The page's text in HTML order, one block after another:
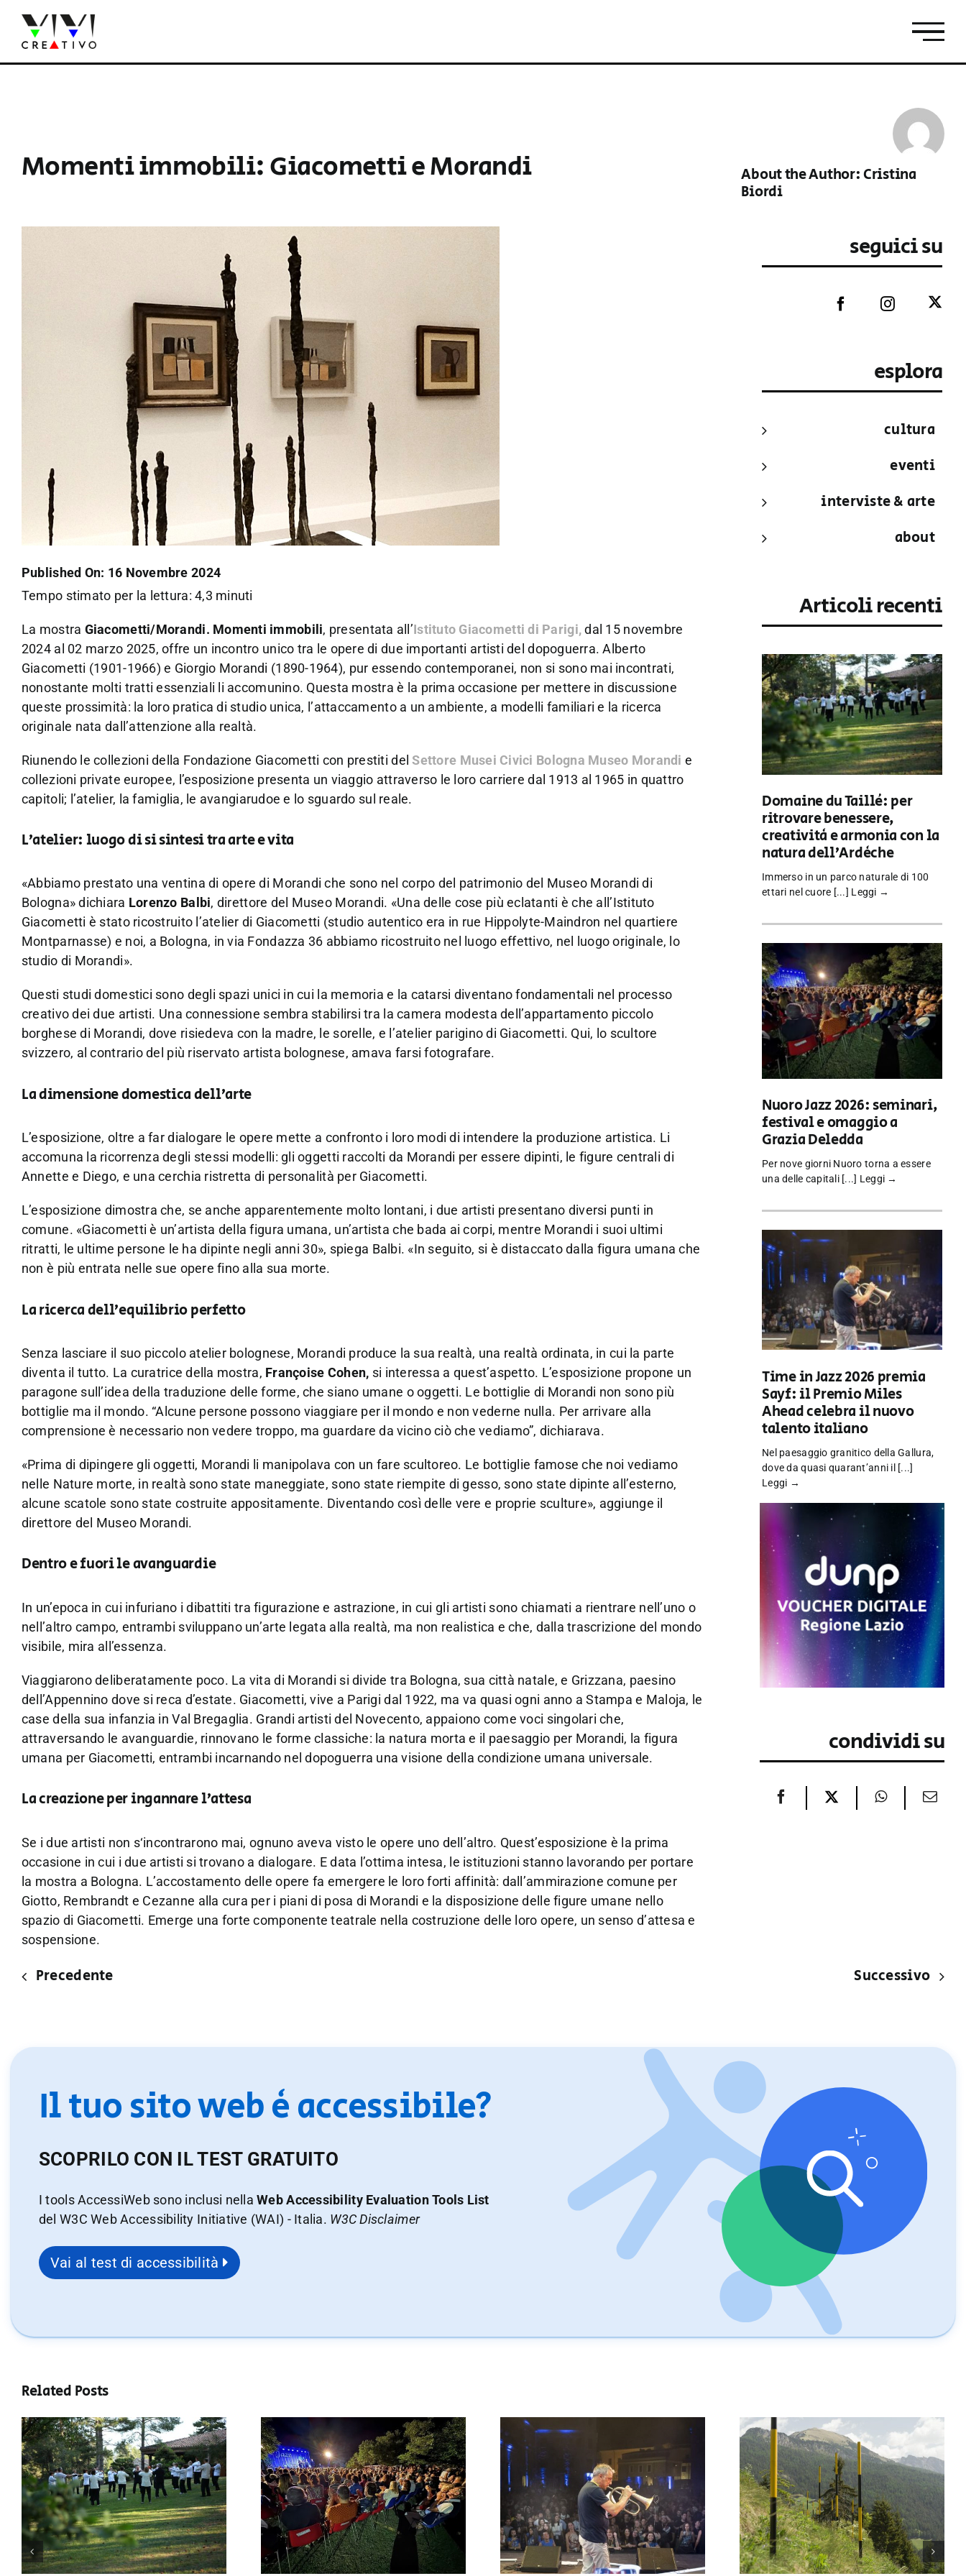
contenuto
Momenti immobili: Giacometti e Morandi About the Author:Cristina
Biordi
Published On: 16 Novembre 2024
Tempo stimato per la lettura: 4,3 minuti
La mostra Giacometti/Morandi. Momenti immobili, presentata all’Istituto Giacometti di Parigi,dal 15 novembre
2024 al 02 marzo 2025, offre un incontro unico tra le opere di due importanti artisti del dopoguerra. Alberto
Giacometti (1901-1966) e Giorgio Morandi (1890-1964), pur essendo contemporanei, non si sono mai incontrati,
nonostante molti tratti essenziali li accomunino. Questa mostra è la prima occasione per mettere in discussione
queste prossimità: la loro pratica di studio unica, l’attaccamento a un ambiente, a modelli familiari e la ricerca
originale nata dall’attenzione alla realtà.
Riunendo le collezioni della Fondazione Giacometti con prestiti delSettore Musei Civici Bologna Museo Morandi e
collezioni private europee, l’esposizione presenta un viaggio attraverso le loro carriere dal 1913 al 1965 in quattro
capitoli; l’atelier, la famiglia, le avangiarudoe e lo sguardo sul reale.
L’atelier: luogo di si sintesi tra arte e vita
«Abbiamo prestato una ventina di opere di Morandi che sono nel corpo del patrimonio del Museo Morandi di
Bologna» dichiara Lorenzo Balbi, direttore del Museo Morandi. «Una delle cose più eclatanti è che all’Istituto
Giacometti è stato ricostruito l’atelier di Giacometti (studio autentico era in rue Hippolyte-Maindron nel quartiere
Montparnasse) e noi, a Bologna, in via Fondazza 36 abbiamo ricostruito nel luogo effettivo, nel luogo originale, lo
studio di Morandi».
Questi studi domestici sono degli spazi unici in cui la memoria e la catarsi diventano fondamentali nel processo
creativo dei due artisti. Una connessione sembra stabilirsi tra la camera modesta dell’appartamento piccolo
borghese di Morandi, dove risiedeva con la madre, le sorelle, e l’atelier parigino di Giacometti. Qui, lo scultore
svizzero, al contrario del più riservato artista bolognese, amava farsi fotografare.
La dimensione domestica dell’arte
L’esposizione, oltre a far dialogare le opere mette a confronto i loro modi di intendere la produzione artistica. Li
accomuna la ricorrenza degli stessi modelli: gli oggetti raccolti da Morandi per essere dipinti, le figure centrali di
Annette e Diego, e una cerchia ristretta di personalità per Giacometti.
L’esposizione dimostra che, se anche apparentemente molto lontani, i due artisti presentano diversi punti in
comune. «Giacometti è un’artista della figura umana, un’artista che bada ai corpi, mentre Morandi i suoi ultimi
ritratti, le ultime persone le ha dipinte negli anni 30», spiega Balbi. «In seguito, si è distaccato dalla figura umana che
non è più entrata nelle sue opere fino alla sua morte.
La ricerca dell’equilibrio perfetto
Senza lasciare il suo piccolo atelier bolognese, Morandi produce la sua realtà, una realtà ordinata, in cui la parte
diventa il tutto. La curatrice della mostra, Françoise Cohen, si interessa a quest’aspetto. L’esposizione propone un
paragone sull’idea della traduzione delle forme, che siano umane o oggetti. Le bottiglie di Morandi non sono più
bottiglie ma il mondo. “Alcune persone possono viaggiare per il mondo e non vederne nulla. Per arrivare alla
comprensione è necessario non vedere troppo, ma guardare da vicino ciò che vediamo”, dichiarava.
«Prima di dipingere gli oggetti, Morandi li manipolava con un fare scultoreo. Le bottiglie famose che noi vediamo
nelle Nature morte, in realtà sono state maneggiate, sono state riempite di gesso, sono state dipinte all’esterno,
alcune scatole sono state costruite appositamente. Diventando così delle vere e proprie sculture», aggiunge il
direttore del Museo Morandi.
Dentro e fuori le avanguardie
In un’epoca in cui infuriano i dibattiti tra figurazione e astrazione, in cui gli artisti sono chiamati a rientrare nell’uno o
nell’altro campo, entrambi sviluppano un’arte legata alla realtà, ma non realistica e che, dalla trascrizione del mondo
visibile, mira all’essenza.
Viaggiarono deliberatamente poco. La vita di Morandi si divide tra Bologna, sua città natale, e Grizzana, paesino
dell’Appennino dove si reca d’estate. Giacometti, vive a Parigi dal 1922, ma va quasi ogni anno a Stampa e Maloja, le
case della sua infanzia in Val Bregaglia. Grandi artisti del Novecento, appaiono come voci singolari che,
attraversando le avanguardie, rinnovano le forme classiche: la natura morta e il paesaggio per Morandi, la figura
umana per Giacometti, entrambi incarnando nel dopoguerra una visione della condizione umana universale.
La creazione per ingannare l’attesa
Se i due artisti non s‘incontrarono mai, ognuno aveva visto le opere uno dell’altro. Quest’esposizione è la prima
occasione in cui i due artisti si trovano a dialogare. E data l’ottima intesa, le istituzioni stanno lavorando per portare
la mostra a Bologna. L’accostamento delle opere fa emergere le loro forti affinità: dall’ammirazione comune per
Giotto, Rembrandt e Cezanne alla cura per i piani di posa di Morandi e la disposizione delle figure umane nello
spazio di Giacometti. Emerge una forte componente teatrale nella costruzione delle loro opere, un senso d’attesa e
sospensione.
seguici su
esplora
cultura
eventi
interviste & arte
about
Articoli recenti
Domaine du Taillé: per
ritrovare benessere,
creatività e armonia con la
natura dell’Ardèche
Immerso in un parco naturale di 100
ettari nel cuore [...] Leggi →
Nuoro Jazz 2026: seminari,
festival e omaggio a
Grazia Deledda
Per nove giorni Nuoro torna a essere
una delle capitali [...] Leggi →
Time in Jazz 2026 premia
Sayf: il Premio Miles
Ahead celebra il nuovo
talento italiano
Nel paesaggio granitico della Gallura,
dove da quasi quarant’anni il [...]
Leggi →
condividi su
Precedente Successivo
Il tuo sito web è accessibile?
SCOPRILO CON IL TEST GRATUITO
I tools AccessiWeb sono inclusi nellaWeb Accessibility Evaluation Tools List
del W3C Web Accessibility Initiative (WAI) - Italia. W3C Disclaimer
Vai al test di accessibilità
Related Posts